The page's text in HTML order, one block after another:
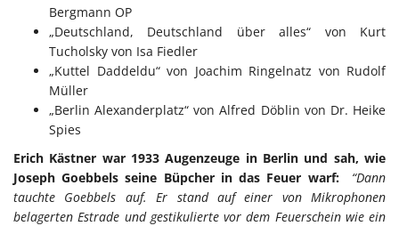
Bergmann OP
„Deutschland, Deutschland über alles“ von Kurt
Tucholsky von Isa Fiedler
„Kuttel Daddeldu“ von Joachim Ringelnatz von Rudolf
Müller
„Berlin Alexanderplatz“ von Alfred Döblin von Dr. Heike
Spies
Erich Kästner war 1933 Augenzeuge in Berlin und sah, wie
Joseph Goebbels seine Büpcher in das Feuer warf:
“Dann
tauchte Goebbels auf. Er stand auf einer von Mikrophonen
belagerten Estrade und gestikulierte vor dem Feuerschein wie ein